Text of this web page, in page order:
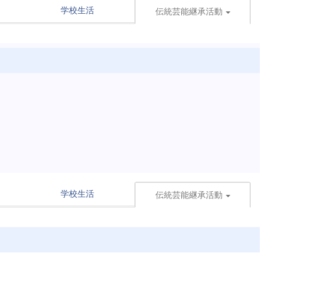
学校生活 伝統芸能継承活動
学校生活 伝統芸能継承活動